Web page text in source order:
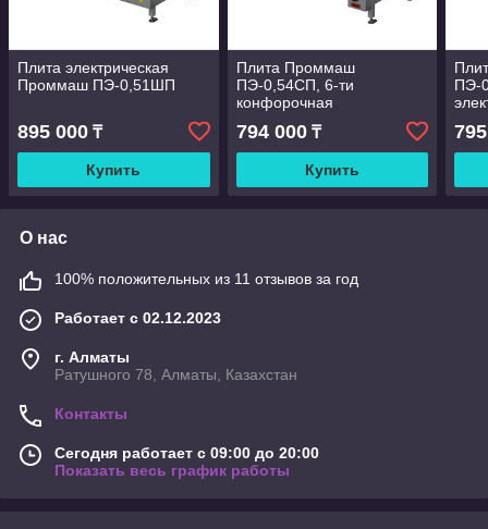
Плита электрическая
Проммаш ПЭ-0,51ШП
895 000 ₸
Купить
Плита Проммаш
ПЭ-0,54СП, 6-ти
конфорочная
794 000₸
Купить
ПЭ-
О нас
100% положительных из 11 отзывов за год
Работает с 02.12.2023
г. Алматы
Ратушного 78, Алматы, Казахстан
Контакты
Сегодня работает с 09:00 до 20:00
Показать весь график работы